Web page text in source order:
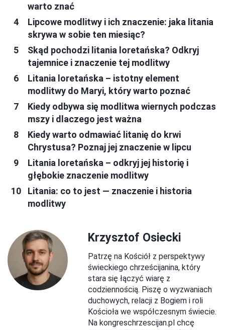
warto znać
Lipcowe modlitwy i ich znaczenie: jaka litania
skrywa w sobie ten miesiąc?
Skąd pochodzi litania loretańska? Odkryj
tajemnice i znaczenie tej modlitwy
Litania loretańska – istotny element
modlitwy do Maryi, który warto poznać
Kiedy odbywa się modlitwa wiernych podczas
mszy i dlaczego jest ważna
Kiedy warto odmawiać litanię do krwi
Chrystusa? Poznaj jej znaczenie w lipcu
Litania loretańska – odkryj jej historię i
głębokie znaczenie modlitwy
Litania: co to jest — znaczenie i historia
modlitwy
Krzysztof Osiecki
Patrzę na Kościół z perspektywy
świeckiego chrześcijanina, który
stara się łączyć wiarę z
codziennością. Piszę o wyzwaniach
duchowych, relacji z Bogiem i roli
Kościoła we współczesnym świecie.
Na kongreschrzescijan.pl chcę